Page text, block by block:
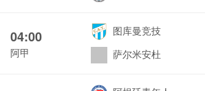
04:00
阿甲
图库曼竞技
萨尔米安杜